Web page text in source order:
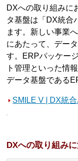
DXへの取り組みに
タ基盤は「DX統合
ます。新しい事業
にあたって、デー
す。ERPパッケー
ト管理といった情
データ基盤である
SMILE V | DX統
DXへの取り組み